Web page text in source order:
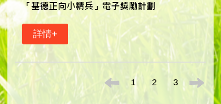
「基德正向小精兵」電子奬勵計劃
詳情+
1 2 3